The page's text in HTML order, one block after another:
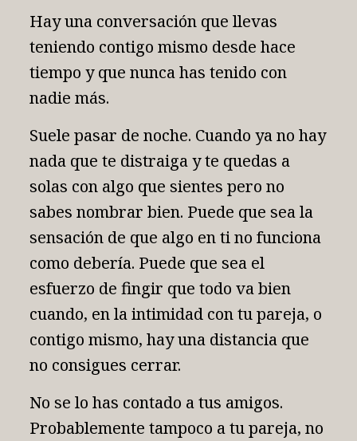
Hay una conversación que llevas
teniendo contigo mismo desde hace
tiempo y que nunca has tenido con
nadie más.
Suele pasar de noche. Cuando ya no hay
nada que te distraiga y te quedas a
solas con algo que sientes pero no
sabes nombrar bien. Puede que sea la
sensación de que algo en ti no funciona
como debería. Puede que sea el
esfuerzo de fingir que todo va bien
cuando, en la intimidad con tu pareja, o
contigo mismo, hay una distancia que
no consigues cerrar.
No se lo has contado a tus amigos.
Probablemente tampoco a tu pareja, no